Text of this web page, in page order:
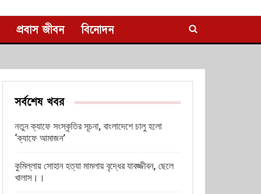
প্রবাস জীবন বিনোদন
সর্বশেষ খবর
নতুন ক্যাফে সংস্কৃতির সূচনা, বাংলাদেশে চালু হলো
‘ক্যাফে আমাজন’
কুমিল্লায় সোহান হত্যা মামলায় বৃদ্ধের যাবজ্জীবন, ছেলে
খালাস।।